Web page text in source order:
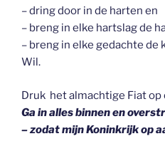
– dring door in de harten en
– breng in elke hartslag de
– breng in elke gedachte de
Wil.
Druk het almachtige Fiat op
Ga in alles binnen en
– zodat mijn Koninkrijk op